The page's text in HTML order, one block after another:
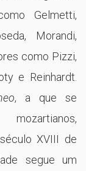
Gelmetti,
Morandi,
como Pizzi,
e Reinhardt.
, a que se
XVIII de
segue um